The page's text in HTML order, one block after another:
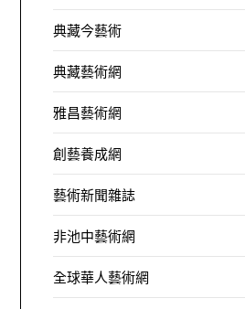
典藏今藝術
典藏藝術網
雅昌藝術網
創藝養成網
藝術新聞雜誌
非池中藝術網
全球華人藝術網